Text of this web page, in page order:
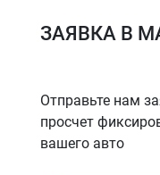
ЗАЯВКА В
Отправьте нам
просчет
вашего авто